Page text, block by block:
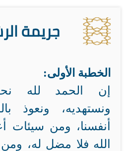
جريمة
الخطبة الأولى:
إن الحمد لله
ونستهديه، ونعوذ
أنفسنا، ومن سيئات
الله فلا مضل له،